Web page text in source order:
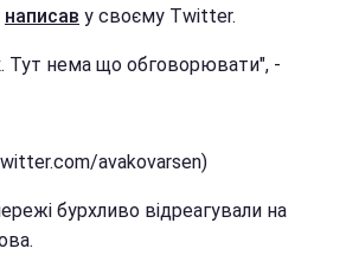
написав у своєму Twitter.
Тут нема що обговорювати", -
avakovarsen)
бурхливо відреагували на